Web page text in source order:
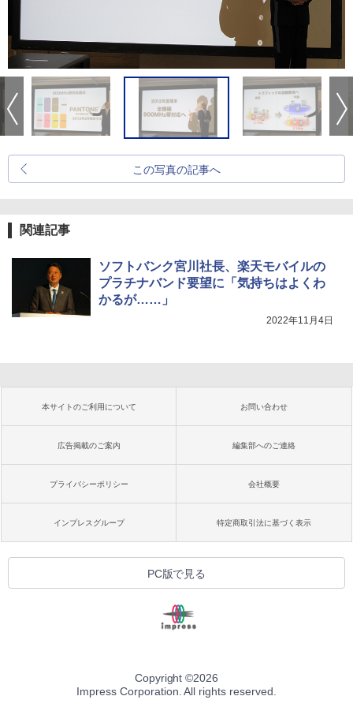
この写真の記事へ
関連記事
ソフトバンク宮川社長、楽天モバイルの
プラチナバンド要望に「気持ちはよくわ
かるが……」
2022年11月4日
本サイトのご利用について お問い合わせ
広告掲載のご案内 編集部へのご連絡
プライバシーポリシー 会社概要
インプレスグループ 特定商取引法に基づく表示
PC版で見る
Copyright ©2026
Impress Corporation. All rights reserved.